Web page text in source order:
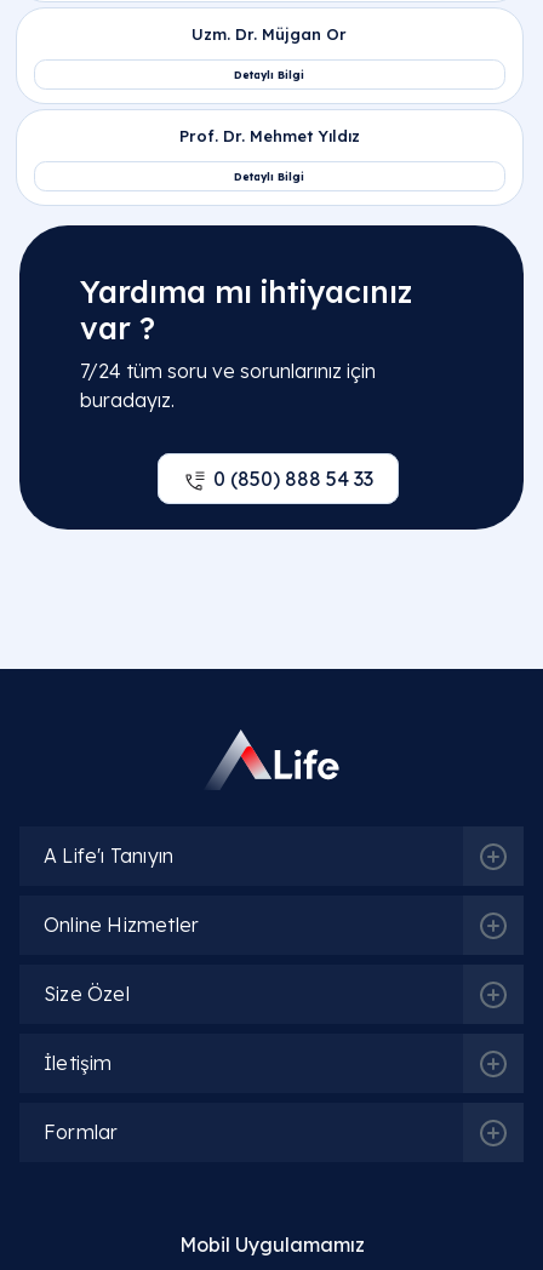
İlgili Bölümler
İç Hastalıkları (Dahiliye)
Yardıma mı ihtiyacınız
var ?
7/24 tüm soru ve sorunlarınız için
buradayız.
0 (850) 888 54 33
A Life'ı Tanıyın
Online Hizmetler
Size Özel
İletişim
Formlar
Mobil Uygulamamız